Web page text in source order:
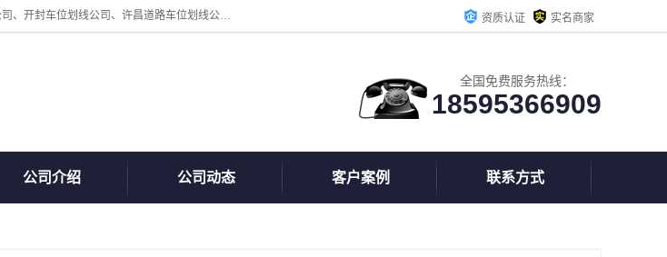
周口中为交通设施工程有限公司是一家洛阳道路划线公司、郑州道路划线公司、平顶山道路车位划线公司、开封车位划线公司、许昌道路车位划线公司、漯河道路车位划线公司，公司始终坚持“诚信、匠心、专注”的宗旨；我们的经营理念是：的服务。 资质认证 实名商家
全国免费服务热线：
18595366909
公司介绍 公司动态 客户案例 联系方式